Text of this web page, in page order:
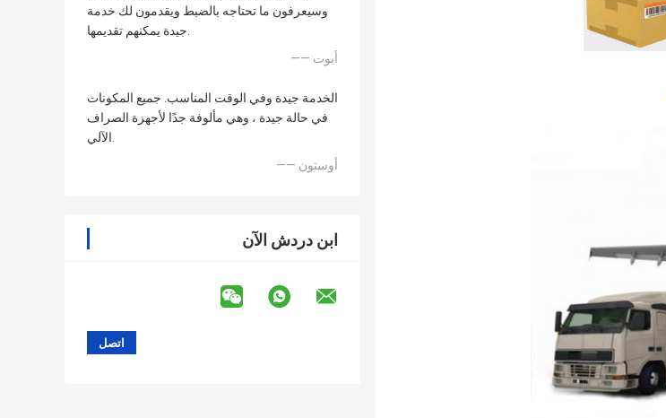
وسيعرفون ما تحتاجه بالضبط ويقدمون لك خدمة
جيدة يمكنهم تقديمها.
—— أبوت
الخدمة جيدة وفي الوقت المناسب. جميع المكونات
في حالة جيدة ، وهي مألوفة جدًا لأجهزة الصراف
الآلي.
—— أوستون
ابن دردش الآن